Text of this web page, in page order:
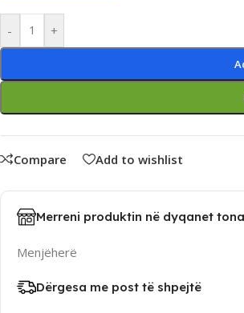
- +
Alternative:
Compare Add to wishlist
Merreni produktin në dyqanet tona
Menjëherë
Dërgesa me post të shpejtë